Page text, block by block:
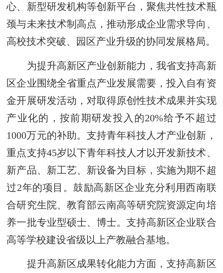
心、新型研发机构等创新平台，聚焦共性技术瓶
颈与未来技术制高点，推动形成企业需求导向、
高校技术突破、园区产业升级的协同发展格局。
为提升高新区产业创新能力，我省支持高新
区企业围绕全省重点产业发展需要，投入自有资
金开展研发活动，对取得原创性技术成果并实现
产业化的，按前期研发投入的20%给予不超过
1000万元的补助。支持青年科技人才产业创新，
重点支持45岁以下青年科技人才以开发新技术、
新产品、新工艺、新设备为目标，实施为期不超
过2年的项目。鼓励高新区企业充分利用西南联
合研究生院、教育部云南高等研究院资源定向培
养一批专业型硕士、博士。支持高新区企业联合
高等学校建设省级以上产教融合基地。
提升高新区成果转化能力方面，支持高新区